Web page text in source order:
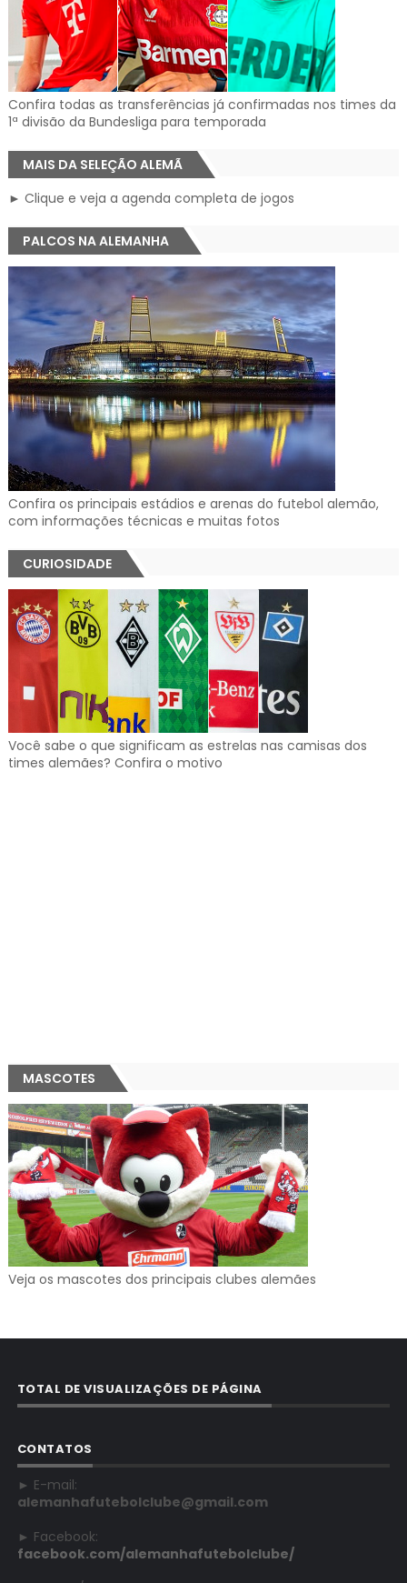
Confira todas as transferências já confirmadas nos times da
1ª divisão da Bundesliga para temporada
MAIS DA SELEÇÃO ALEMÃ
► Clique e veja a agenda completa de jogos
PALCOS NA ALEMANHA
Confira os principais estádios e arenas do futebol alemão,
com informações técnicas e muitas fotos
CURIOSIDADE
Você sabe o que significam as estrelas nas camisas dos
times alemães? Confira o motivo
MASCOTES
Veja os mascotes dos principais clubes alemães
TOTAL DE VISUALIZAÇÕES DE PÁGINA
CONTATOS
► E-mail:
alemanhafutebolclube@gmail.com
► Facebook:
facebook.com/alemanhafutebolclube/